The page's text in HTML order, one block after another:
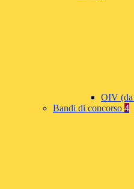
OIV (da
Bandi di concorso 4